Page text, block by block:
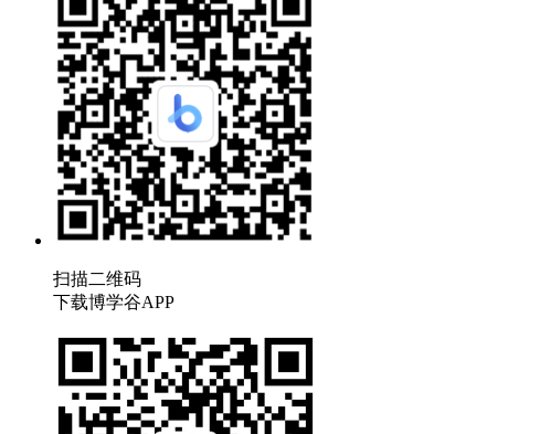
扫描二维码
下载博学谷APP